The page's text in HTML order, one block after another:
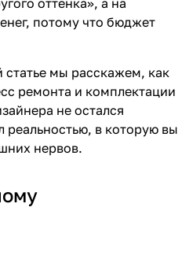
оттенка», а на
потому что бюджет
статье мы расскажем, как
ремонта и комплектации
не остался
реальностью, в которую вы
нервов.